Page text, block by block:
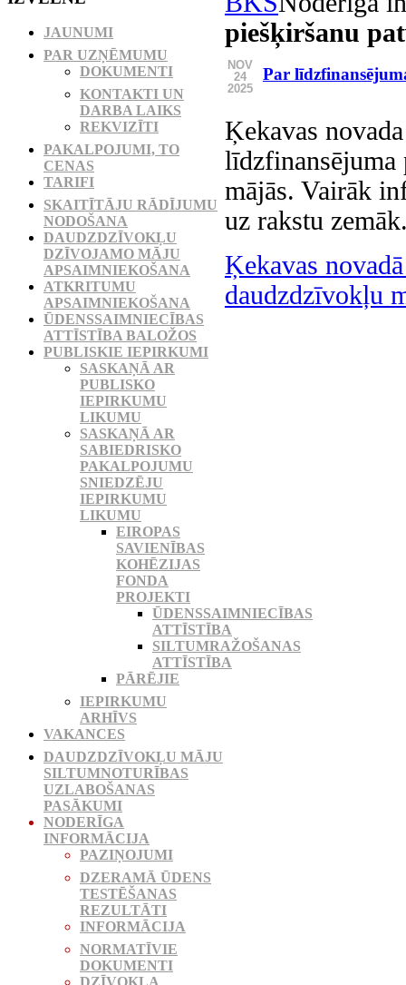
piešķiršanu
NOV
24
2025
Par
Ķekavas
līdzfinansējuma
mājās. Vairāk
uz rakstu
Ķekavas
daudzdzīvokļu
JAUNUMI
PAR UZŅĒMUMU
DOKUMENTI
KONTAKTI UN
DARBA LAIKS
REKVIZĪTI
PAKALPOJUMI, TO
CENAS
TARIFI
SKAITĪTĀJU RĀDĪJUMU
NODOŠANA
DAUDZDZĪVOKĻU
DZĪVOJAMO MĀJU
APSAIMNIEKOŠANA
ATKRITUMU
APSAIMNIEKOŠANA
ŪDENSSAIMNIECĪBAS
ATTĪSTĪBA BALOŽOS
PUBLISKIE IEPIRKUMI
SASKAŅĀ AR
PUBLISKO
IEPIRKUMU
LIKUMU
SASKAŅĀ AR
SABIEDRISKO
PAKALPOJUMU
SNIEDZĒJU
IEPIRKUMU
LIKUMU
EIROPAS
SAVIENĪBAS
KOHĒZIJAS
FONDA
PROJEKTI
ŪDENSSAIMNIECĪBAS
ATTĪSTĪBA
SILTUMRAŽOŠANAS
ATTĪSTĪBA
PĀRĒJIE
IEPIRKUMU
ARHĪVS
VAKANCES
DAUDZDZĪVOKĻU MĀJU
SILTUMNOTURĪBAS
UZLABOŠANAS
PASĀKUMI
NODERĪGA
INFORMĀCIJA
PAZIŅOJUMI
DZERAMĀ ŪDENS
TESTĒŠANAS
REZULTĀTI
INFORMĀCIJA
NORMATĪVIE
DOKUMENTI